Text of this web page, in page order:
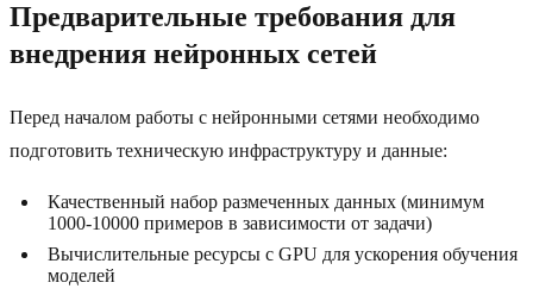
Предварительные требования для
внедрения нейронных сетей
Перед началом работы с нейронными сетями необходимо
подготовить техническую инфраструктуру и данные:
Качественный набор размеченных данных (минимум
1000-10000 примеров в зависимости от задачи)
Вычислительные ресурсы с GPU для ускорения обучения
моделей